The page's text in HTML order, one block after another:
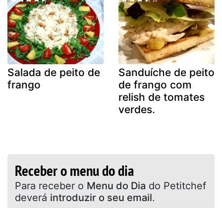
Salada de peito de
frango
Sanduíche de peito
de frango com
relish de tomates
verdes.
Receber o menu do dia
Para receber o Menu do Dia do Petitchef
deverá introduzir o seu email.